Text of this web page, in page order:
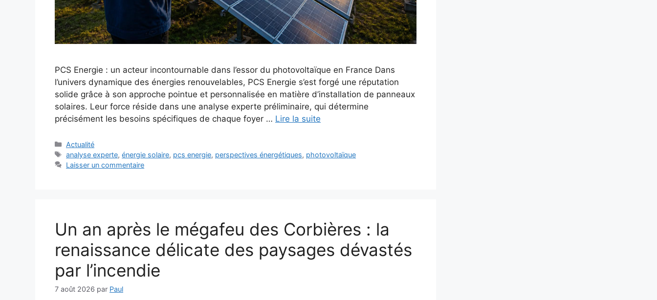
PCS Energie : un acteur incontournable dans l’essor du photovoltaïque en France Dans
l’univers dynamique des énergies renouvelables, PCS Energie s’est forgé une réputation
solide grâce à son approche pointue et personnalisée en matière d’installation de panneaux
solaires. Leur force réside dans une analyse experte préliminaire, qui détermine
précisément les besoins spécifiques de chaque foyer … Lire la suite
Catégories
Actualité
Étiquettes
analyse experte,énergie solaire, pcs energie, perspectives énergétiques, photovoltaïque
Laisser un commentaire
Un an après le mégafeu des Corbières : la
renaissance délicate des paysages dévastés
par l’incendie
7 août 2026 par Paul